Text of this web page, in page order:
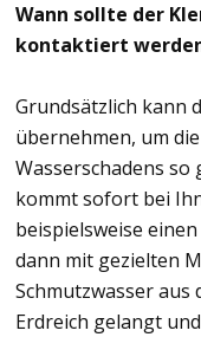
Wann sollte der
kontaktiert
Grundsätzlich kann
übernehmen, um
Wasserschadens
kommt sofort bei
beispielsweise
dann mit gezielten
Schmutzwasser aus
Erdreich gelangt